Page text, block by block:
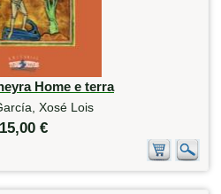
Home e terra
Xosé Lois
15,00 €